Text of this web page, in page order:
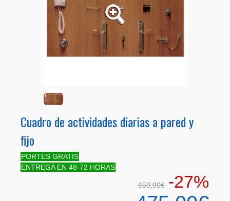
Cuadro de actividades diarias a pared y
fijo
PORTES GRATIS
ENTREGA EN 48-72 HORAS
650,00€ -27%